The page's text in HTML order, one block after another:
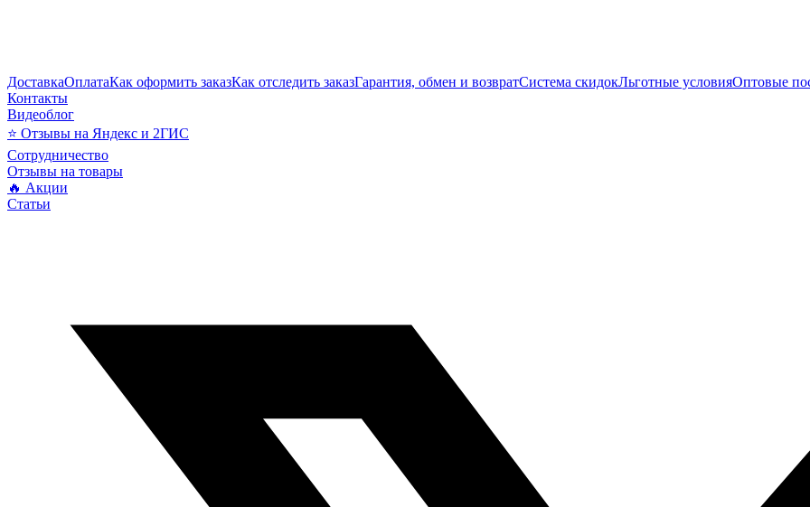
ДоставкаОплатаКак оформить заказКак отследить заказГарантия, обмен и возвратСистема скидокЛьготные условияОптовые
Контакты
Видеоблог
⭐ Отзывы на Яндекс и 2ГИС
Сотрудничество
Отзывы на товары
🔥 Акции
Статьи